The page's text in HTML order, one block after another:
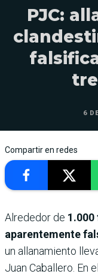
PJC:
6
Compartir en redes
Alrededor de
aparentemente
un allanamiento
Juan Caballero. En